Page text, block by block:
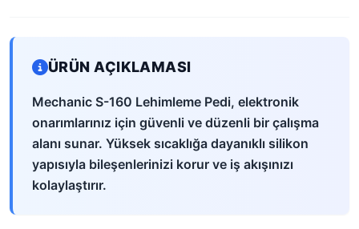
ÜRÜN AÇIKLAMASI
Mechanic S-160 Lehimleme Pedi, elektronik
onarımlarınız için güvenli ve düzenli bir çalışma
alanı sunar. Yüksek sıcaklığa dayanıklı silikon
yapısıyla bileşenlerinizi korur ve iş akışınızı
kolaylaştırır.